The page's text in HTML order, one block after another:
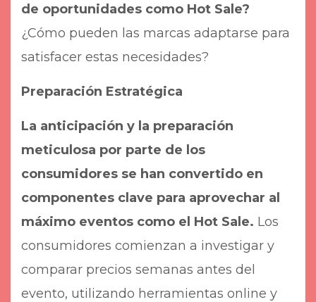
de oportunidades como Hot Sale?
¿Cómo pueden las marcas adaptarse para
satisfacer estas necesidades?
Preparación Estratégica
La anticipación y la preparación
meticulosa por parte de los
consumidores se han convertido en
componentes clave para aprovechar al
máximo eventos como el Hot Sale. Los
consumidores comienzan a investigar y
comparar precios semanas antes del
evento, utilizando herramientas online y